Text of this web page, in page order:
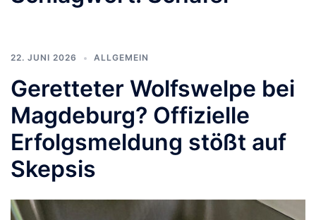
22. JUNI 2026 ALLGEMEIN
Geretteter Wolfswelpe bei
Magdeburg? Offizielle
Erfolgsmeldung stößt auf
Skepsis